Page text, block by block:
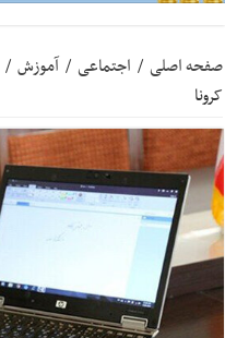
صفحه اصلی / اجتماعی / آموزش /
کرونا